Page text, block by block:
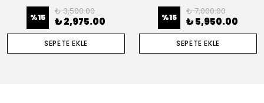
%15
₺ 3,500.00
₺ 2,975.00
SEPETE EKLE
%15
₺ 7,000.00
₺ 5,950.00
SEPETE EKLE